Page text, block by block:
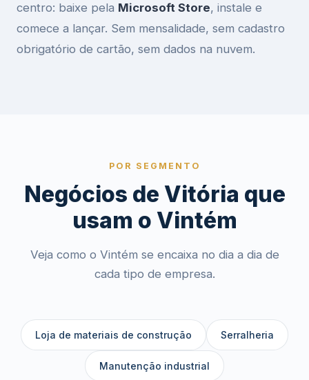
centro: baixe pela Microsoft Store, instale e
comece a lançar. Sem mensalidade, sem cadastro
obrigatório de cartão, sem dados na nuvem.
POR SEGMENTO
Negócios de Vitória que
usam o Vintém
Veja como o Vintém se encaixa no dia a dia de
cada tipo de empresa.
Loja de materiais de construção Serralheria
Manutenção industrial